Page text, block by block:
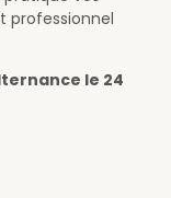
professionnel
le 24